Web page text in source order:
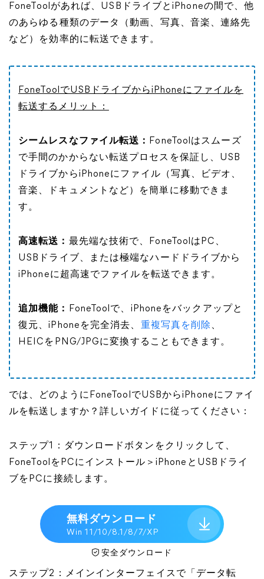
FoneToolがあれば、USBドライブとiPhoneの間で、他
のあらゆる種類のデータ（動画、写真、音楽、連絡先
など）を効率的に転送できます。
FoneToolでUSBドライブからiPhoneにファイルを
転送するメリット：
シームレスなファイル転送：
FoneToolはスムーズ
で手間のかからない転送プロセスを保証し、USB
ドライブからiPhoneにファイル（写真、ビデオ、
音楽、ドキュメントなど）を簡単に移動できま
す。
高速転送： 最先端な技術で、FoneToolはPC、
USBドライブ、または極端なハードドライブから
iPhoneに超高速でファイルを転送できます。
追加機能：
FoneToolで、iPhoneをバックアップと
復元、iPhoneを完全消去、 重複写真を削除 、
HEICをPNG/JPGに変換することもできます。
では、どのようにFoneToolでUSBからiPhoneにファイ
ルを転送しますか？詳しいガイドに従ってください：
ステップ1：ダウンロードボタンをクリックして、
FoneToolをPCにインストール＞iPhoneとUSBドライ
ブをPCに接続します。
無料ダウンロード
Win 11/10/8.1/8/7/XP
安全ダウンロード
ステップ2：メインインターフェイスで「データ転